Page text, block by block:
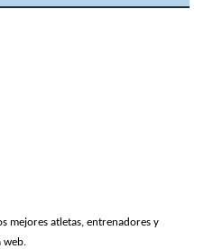
mejores atletas, entrenadores y
web.